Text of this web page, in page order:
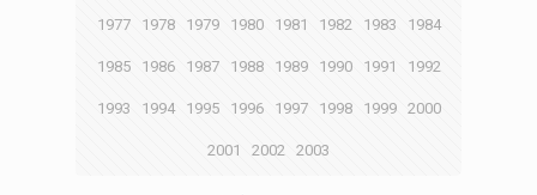
1977 1978 1979 1980 1981 1982 1983 1984
1985 1986 1987 1988 1989 1990 1991 1992
1993 1994 1995 1996 1997 1998 1999 2000
2001 2002 2003